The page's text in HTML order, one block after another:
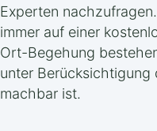
Experten
immer auf einer
Ort-Begehung
unter Berücksichtigung
machbar ist.